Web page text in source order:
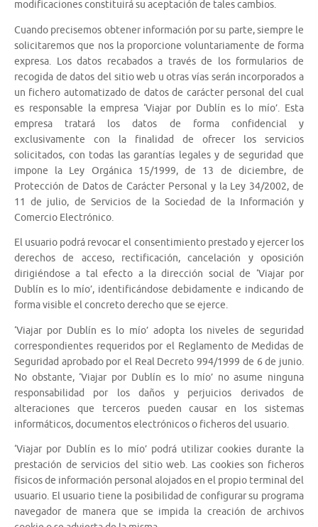
modificaciones constituirá su aceptación de tales cambios.
Cuando precisemos obtener información por su parte, siempre le
solicitaremos que nos la proporcione voluntariamente de forma
expresa. Los datos recabados a través de los formularios de
recogida de datos del sitio web u otras vías serán incorporados a
un fichero automatizado de datos de carácter personal del cual
es responsable la empresa ‘Viajar por Dublín es lo mío’. Esta
empresa tratará los datos de forma confidencial y
exclusivamente con la finalidad de ofrecer los servicios
solicitados, con todas las garantías legales y de seguridad que
impone la Ley Orgánica 15/1999, de 13 de diciembre, de
Protección de Datos de Carácter Personal y la Ley 34/2002, de
11 de julio, de Servicios de la Sociedad de la Información y
Comercio Electrónico.
El usuario podrá revocar el consentimiento prestado y ejercer los
derechos de acceso, rectificación, cancelación y oposición
dirigiéndose a tal efecto a la dirección social de ‘Viajar por
Dublín es lo mío’, identificándose debidamente e indicando de
forma visible el concreto derecho que se ejerce.
‘Viajar por Dublín es lo mío’ adopta los niveles de seguridad
correspondientes requeridos por el Reglamento de Medidas de
Seguridad aprobado por el Real Decreto 994/1999 de 6 de junio.
No obstante, ‘Viajar por Dublín es lo mío’ no asume ninguna
responsabilidad por los daños y perjuicios derivados de
alteraciones que terceros pueden causar en los sistemas
informáticos, documentos electrónicos o ficheros del usuario.
‘Viajar por Dublín es lo mío’ podrá utilizar cookies durante la
prestación de servicios del sitio web. Las cookies son ficheros
físicos de información personal alojados en el propio terminal del
usuario. El usuario tiene la posibilidad de configurar su programa
navegador de manera que se impida la creación de archivos